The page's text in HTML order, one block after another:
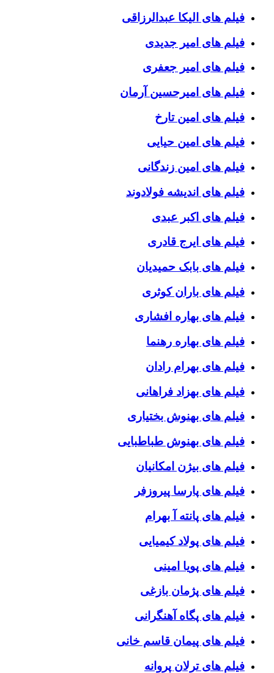
فیلم های الیکا عبدالرزاقی
فیلم های امیر جدیدی
فیلم های امیر جعفری
فیلم های امیرحسین آرمان
فیلم های امین تارخ
فیلم های امین حیایی
فیلم های امین زندگانی
فیلم های اندیشه فولادوند
فیلم های اکبر عبدی
فیلم های ایرج قادری
فیلم های بابک حمیدیان
فیلم های باران کوثری
فیلم های بهاره افشاری
فیلم های بهاره رهنما
فیلم های بهرام رادان
فیلم های بهزاد فراهانی
فیلم های بهنوش بختیاری
فیلم های بهنوش طباطبایی
فیلم های بیژن امکانیان
فیلم های پارسا پیروزفر
فیلم های پانته آ بهرام
فیلم های پولاد کیمیایی
فیلم های پویا امینی
فیلم های پژمان بازغی
فیلم های پگاه آهنگرانی
فیلم های پیمان قاسم خانی
فیلم های ترلان پروانه